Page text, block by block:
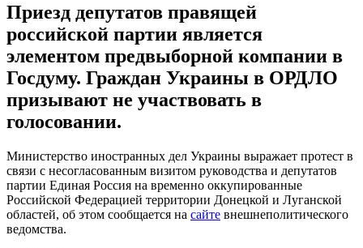
Приезд депутатов правящей
российской партии является
элементом предвыборной компании в
Госдуму. Граждан Украины в ОРДЛО
призывают не участвовать в
голосовании.
Министерство иностранных дел Украины выражает протест в
связи с несогласованным визитом руководства и депутатов
партии Единая Россия на временно оккупированные
Российской Федерацией территории Донецкой и Луганской
областей, об этом сообщается на сайте внешнеполитического
ведомства.